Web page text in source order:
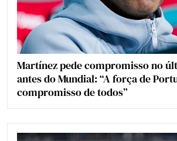
Martínez pede compromisso no
antes do Mundial: “A força de
compromisso de todos”